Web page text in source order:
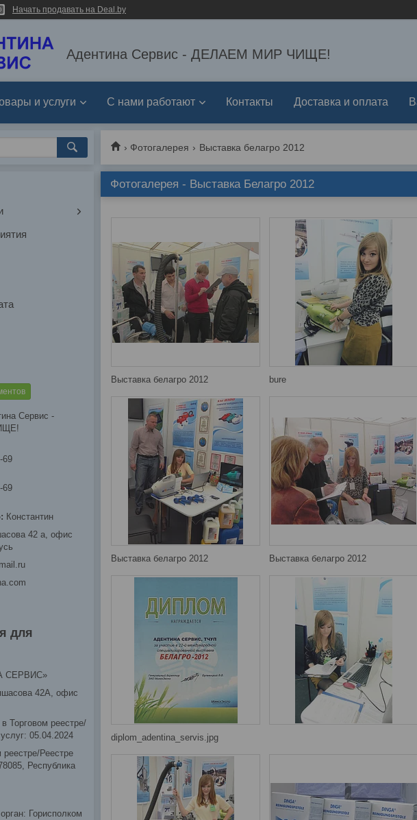
Начать продавать на Deal.by
Адентина Сервис - ДЕЛАЕМ МИР ЧИЩЕ!
и услуги С нами работают Контакты Доставка и оплата
Фотогалерея Выставка белагро 2012
Фотогалерея - Выставка Белагро 2012
Выставка белагро 2012 bure
Выставка белагро 2012 Выставка белагро 2012
diplom_adentina_servis.jpg
Сервис -
69
69
Константин
42 а, офис
для
СЕРВИС»
42А, офис
Торговом реестре/
05.04.2024
Реестре
Республика
Горисполком